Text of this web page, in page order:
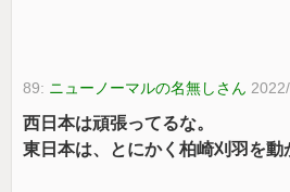
89: ニューノーマルの名無しさん
西日本は頑張ってるな。
東日本は、とにかく柏崎刈羽を動